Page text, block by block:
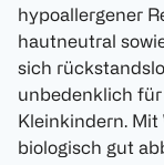
hypoallergener
hautneutral
sich
unbedenklich
Kleinkindern.
biologisch gut